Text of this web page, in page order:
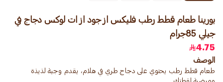
بورينا طعام قطط رطب فليكس از جود از ات لوكس دجاج في
جيلي 85جرام
4.75
الوصف
طعام قطط رطب يحتوي على دجاج طري في هلام، يقدم وجبة لذيذة